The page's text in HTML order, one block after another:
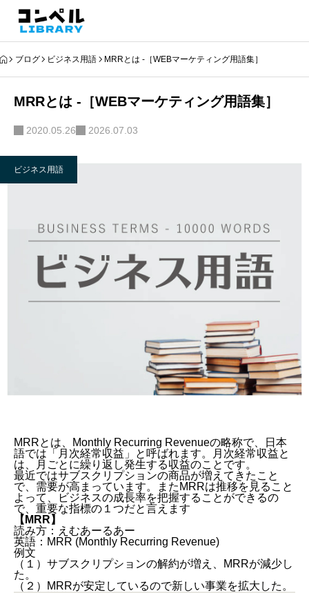
ブログ ビジネス用語 MRRとは -［WEBマーケティング用語集］
MRRとは -［WEBマーケティング用語集］
2020.05.26 2026.07.03
ビジネス用語
MRRとは、Monthly Recurring Revenueの略称で、日本
語では「月次経常収益」と呼ばれます。月次経常収益と
は、月ごとに繰り返し発生する収益のことです。
最近ではサブスクリプションの商品が増えてきたこと
で、需要が高まっています。またMRRは推移を見ること
よって、ビジネスの成長率を把握することができるの
で、重要な指標の１つだと言えます
【MRR】
読み方：えむあーるあー
英語：MRR (Monthly Recurring Revenue)
例文
（１）サブスクリプションの解約が増え、MRRが減少し
た。
（２）MRRが安定しているので新しい事業を拡大した。